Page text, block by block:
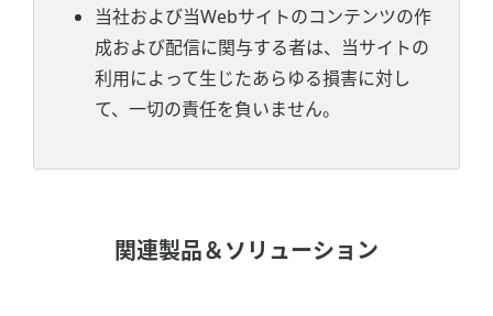
当社および当Webサイトのコンテンツの作
成および配信に関与する者は、当サイトの
利用によって生じたあらゆる損害に対し
て、一切の責任を負いません。
関連製品＆ソリューション